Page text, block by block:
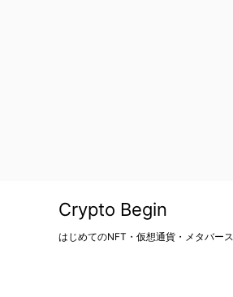
Crypto Begin
はじめてのNFT・仮想通貨・メタバース